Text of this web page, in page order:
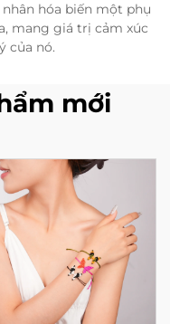
hóa biến một phụ
mang giá trị cảm xúc
của nó.
mới